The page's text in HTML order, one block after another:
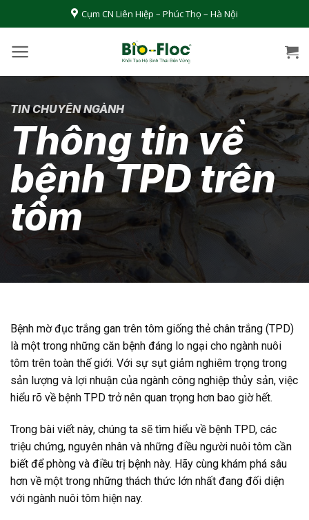
qua
nội
dung
Cụm CN Liên Hiệp – Phúc Thọ – Hà Nội
TIN CHUYÊN NGÀNH
Thông tin về
bệnh TPD trên
tôm
Bệnh mờ đục trắng gan trên tôm giống thẻ chân trắng (TPD)
là một trong những căn bệnh đáng lo ngại cho ngành nuôi
tôm trên toàn thế giới. Với sự sụt giảm nghiêm trọng trong
sản lượng và lợi nhuận của ngành công nghiệp thủy sản, việc
hiểu rõ về bệnh TPD trở nên quan trọng hơn bao giờ hết.
Trong bài viết này, chúng ta sẽ tìm hiểu về bệnh TPD, các
triệu chứng, nguyên nhân và những điều người nuôi tôm cần
biết để phòng và điều trị bệnh này. Hãy cùng khám phá sâu
hơn về một trong những thách thức lớn nhất đang đối diện
với ngành nuôi tôm hiện nay.